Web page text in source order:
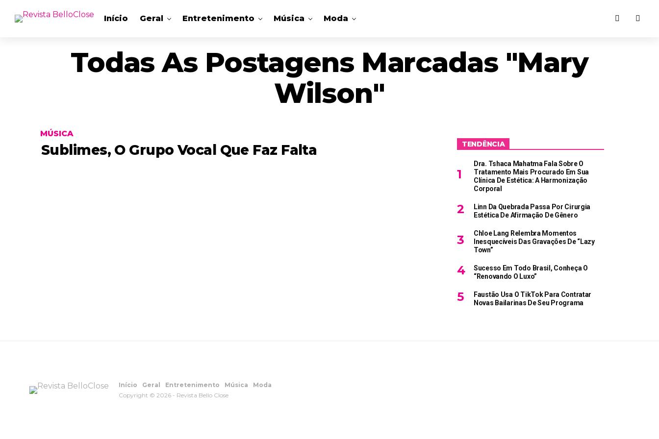
Início Geral Entretenimento Música Moda
Todas As Postagens Marcadas "mary
Wilson"
MÚSICA
Sublimes, O Grupo Vocal Que Faz Falta TENDÊNCIA
Dra. Tshaca Mahatma Fala Sobre O
Tratamento Mais Procurado Em Sua
Clínica De Estética: A Harmonização
Corporal
Linn Da Quebrada Passa Por Cirurgia
Estética De Afirmação De Gênero
Chloe Lang Relembra Momentos
Inesquecíveis Das Gravações De “Lazy
Town”
Sucesso Em Todo Brasil, Conheça O
“Renovando O Luxo”
Faustão Usa O TikTok Para Contratar
Novas Bailarinas De Seu Programa
Início Geral Entretenimento Música
Moda
Copyright © 2026 - Revista Bello Close